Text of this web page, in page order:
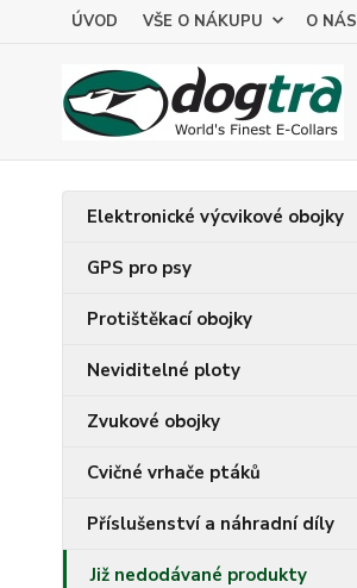
ÚVOD VŠE O NÁKUPU O NÁS
Elektronické výcvikové obojky
GPS pro psy
Protištěkací obojky
Neviditelné ploty
Zvukové obojky
Cvičné vrhače ptáků
Příslušenství a náhradní díly
Již nedodávané produkty